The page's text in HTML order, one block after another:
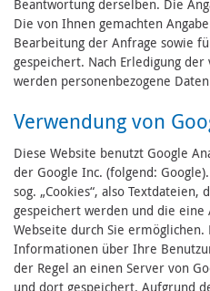
Beantwortung derselben. Die
Die von Ihnen gemachten
Bearbeitung der Anfrage sowie
gespeichert. Nach Erledigung
werden personenbezogene
Verwendung von
Diese Website benutzt Google
der Google Inc. (folgend:
sog. „Cookies“, also
gespeichert werden und die eine
Webseite durch Sie
Informationen über Ihre
der Regel an einen Server von
und dort gespeichert. Aufgrund